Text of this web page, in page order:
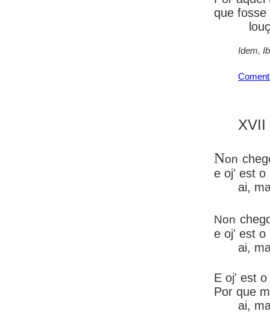
que fosse
Idem,
XVII
Non
e oj' est o
ai,
Non
e oj' est o
ai,
E oj' est
Por que
ai,